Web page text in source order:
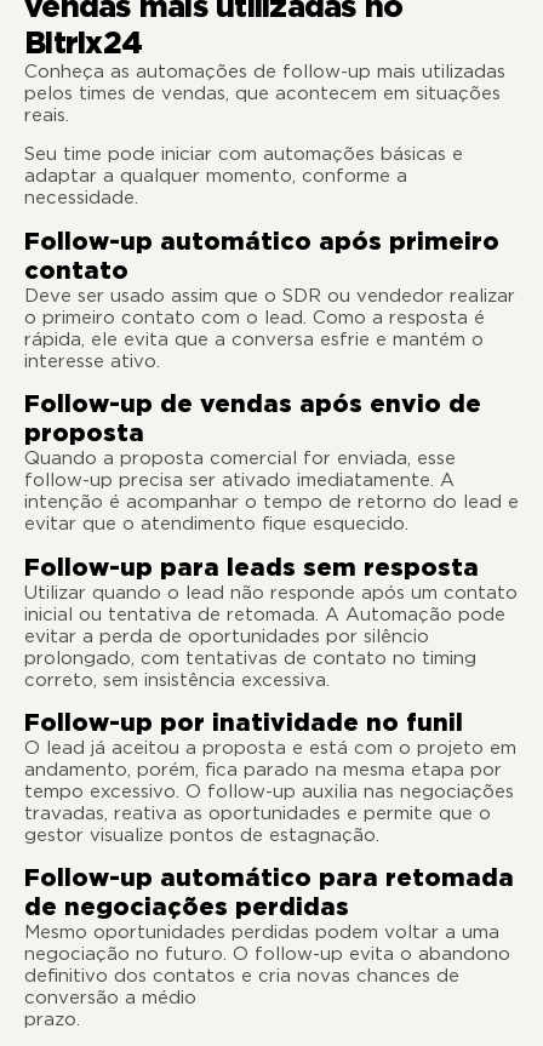
Bitrix24
Conheça as automações de follow-up mais utilizadas
pelos times de vendas, que acontecem em situações
reais.
Seu time pode iniciar com automações básicas e
adaptar a qualquer momento, conforme a
necessidade.
Follow-up automático após primeiro
contato
Deve ser usado assim que o SDR ou vendedor realizar
o primeiro contato com o lead. Como a resposta é
rápida, ele evita que a conversa esfrie e mantém o
interesse ativo.
Follow-up de vendas após envio de
proposta
Quando a proposta comercial for enviada, esse
follow-up precisa ser ativado imediatamente. A
intenção é acompanhar o tempo de retorno do lead e
evitar que o atendimento fique esquecido.
Follow-up para leads sem resposta
Utilizar quando o lead não responde após um contato
inicial ou tentativa de retomada. A Automação pode
evitar a perda de oportunidades por silêncio
prolongado, com tentativas de contato no timing
correto, sem insistência excessiva.
Follow-up por inatividade no funil
O lead já aceitou a proposta e está com o projeto em
andamento, porém, fica parado na mesma etapa por
tempo excessivo. O follow-up auxilia nas negociações
travadas, reativa as oportunidades e permite que o
gestor visualize pontos de estagnação.
Follow-up automático para retomada
de negociações perdidas
Mesmo oportunidades perdidas podem voltar a uma
negociação no futuro. O follow-up evita o abandono
definitivo dos contatos e cria novas chances de
conversão a médio
prazo.